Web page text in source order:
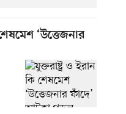
‘উত্তেজনার